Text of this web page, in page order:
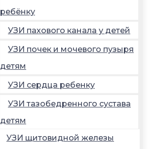
ребёнку
УЗИ пахового канала у детей
УЗИ почек и мочевого пузыря
детям
УЗИ сердца ребенку
УЗИ тазобедренного сустава
детям
УЗИ щитовидной железы